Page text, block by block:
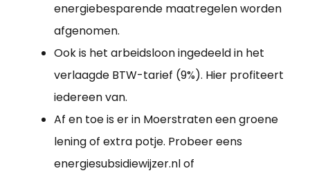
energiebesparende maatregelen worden
afgenomen.
Ook is het arbeidsloon ingedeeld in het
verlaagde BTW-tarief (9%). Hier profiteert
iedereen van.
Af en toe is er in Moerstraten een groene
lening of extra potje. Probeer eens
energiesubsidiewijzer.nl of